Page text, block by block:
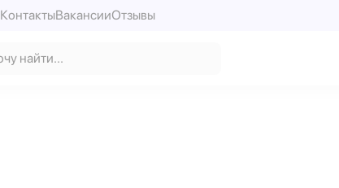
КонтактыВакансииОтзывы